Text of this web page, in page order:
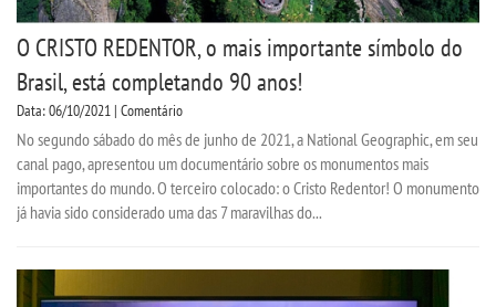
O CRISTO REDENTOR, o mais importante símbolo do
Brasil, está completando 90 anos!
Data: 06/10/2021 | Comentário
No segundo sábado do mês de junho de 2021, a National Geographic, em seu
canal pago, apresentou um documentário sobre os monumentos mais
importantes do mundo. O terceiro colocado: o Cristo Redentor! O monumento
já havia sido considerado uma das 7 maravilhas do...